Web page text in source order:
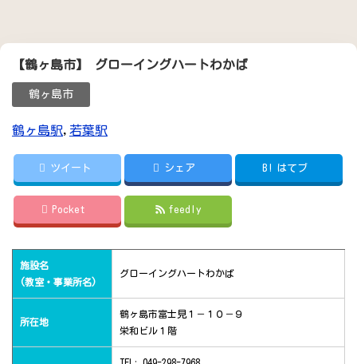
【鶴ヶ島市】 グローイングハートわかば
鶴ヶ島市
鶴ヶ島駅, 若葉駅
ツイート シェア B! はてブ
Pocket feedly
施設名
(教室・事業所名)
グローイングハートわかば
所在地
鶴ヶ島市富士見１－１０－９
栄和ビル１階